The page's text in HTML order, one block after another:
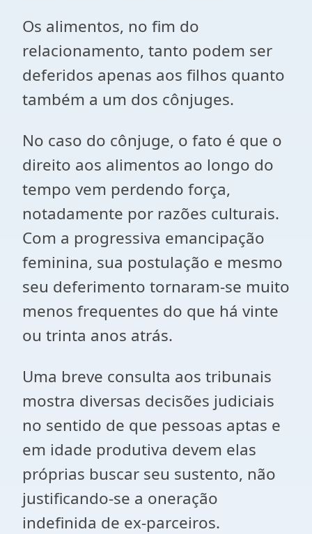
Os alimentos, no fim do
relacionamento, tanto podem ser
deferidos apenas aos filhos quanto
também a um dos cônjuges.
No caso do cônjuge, o fato é que o
direito aos alimentos ao longo do
tempo vem perdendo força,
notadamente por razões culturais.
Com a progressiva emancipação
feminina, sua postulação e mesmo
seu deferimento tornaram-se muito
menos frequentes do que há vinte
ou trinta anos atrás.
Uma breve consulta aos tribunais
mostra diversas decisões judiciais
no sentido de que pessoas aptas e
em idade produtiva devem elas
próprias buscar seu sustento, não
justificando-se a oneração
indefinida de ex-parceiros.